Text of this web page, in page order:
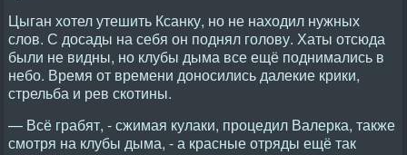
Цыган хотел утешить Ксанку, но не находил нужных
слов. С досады на себя он поднял голову. Хаты отсюда
были не видны, но клубы дыма все ещё поднимались в
небо. Время от времени доносились далекие крики,
стрельба и рев скотины.
— Всё грабят, - сжимая кулаки, процедил Валерка, также
смотря на клубы дыма, - а красные отряды ещё так